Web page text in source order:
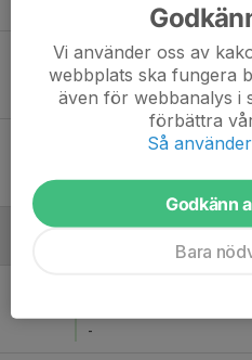
Sön 23
11:00
Hvetlanda GIF 2 -
Nydala IP 2, Vetlanda
-
Höreda GIF - Bäckseda
-
-
Vi använder oss av
webbplats ska fungera
även för webbanalys i
förbättra
Så
Godkänn
Bara